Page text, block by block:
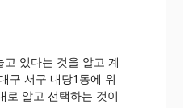
있다는 것을 알고 계
구 서구 내당1동에 위
로 알고 선택하는 것이